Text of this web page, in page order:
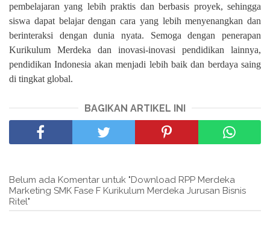
pembelajaran yang lebih praktis dan berbasis proyek, sehingga
siswa dapat belajar dengan cara yang lebih menyenangkan dan
berinteraksi dengan dunia nyata. Semoga dengan penerapan
Kurikulum Merdeka dan inovasi-inovasi pendidikan lainnya,
pendidikan Indonesia akan menjadi lebih baik dan berdaya saing
di tingkat global.
BAGIKAN ARTIKEL INI
Belum ada Komentar untuk "Download RPP Merdeka
Marketing SMK Fase F Kurikulum Merdeka Jurusan Bisnis
Ritel"